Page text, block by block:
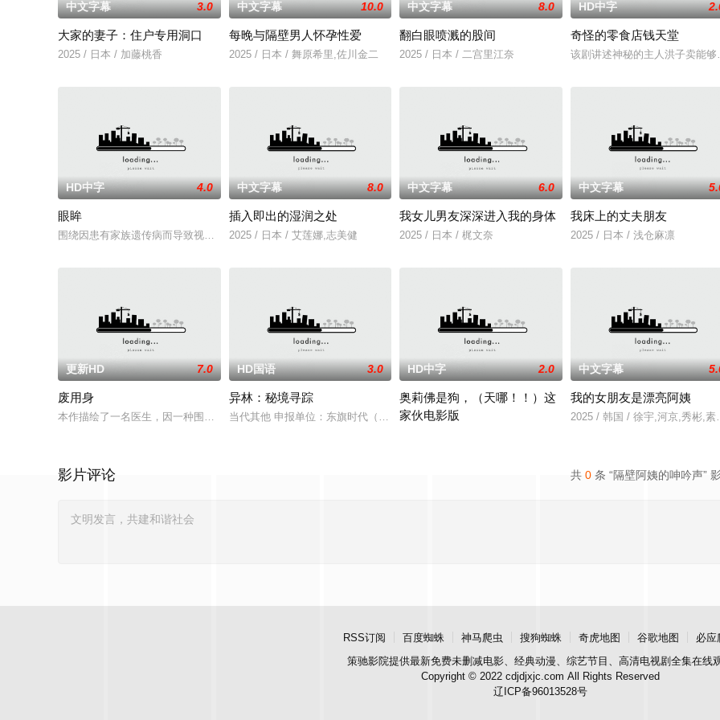
中文字幕 3.0
大家的妻子：住户专用洞口
2025 / 日本 / 加藤桃香
中文字幕 10.0
每晚与隔壁男人怀孕性爱
2025 / 日本 / 舞原希里,佐川金二
中文字幕 8.0
翻白眼喷溅的股间
2025 / 日本 / 二宫里江奈
HD中字
奇怪的零食店钱天堂
该剧讲述神秘的主人洪子卖能够
HD中字 4.0
眼眸
围绕因患有家族遗传病而导致视力逐渐丧失的摄影师瑞真展开。在面对跨越视力障碍、好不容易成为陶艺家却离奇身亡
中文字幕 8.0
插入即出的湿润之处
2025 / 日本 / 艾莲娜,志美健
中文字幕 6.0
我女儿男友深深进入我的身体
2025 / 日本 / 梶文奈
中文字幕
我床上的丈夫朋友
2025 / 日本 / 浅仓麻凛
更新HD 7.0
废用身
本作描绘了一名医生，因一种围绕“废用身”——因瘫痪等原因已无恢复可能的四肢——的治疗方法，而一步步踏入在
HD国语 3.0
异林：秘境寻踪
当代其他 申报单位：东旗时代（北京）影视文化传媒有限公司
HD中字 2.0
奥莉佛是狗，（天哪！！）这
家伙电影版
中文字幕
我的女朋友是漂亮阿姨
2025 / 韩国 / 徐宇,河京,秀彬,素
共 0 条 “隔壁阿姨的呻吟声”
影片评论
RSS订阅 百度蜘蛛 神马爬虫 搜狗蜘蛛 奇虎地图 谷歌地图
必应
策驰影院提供最新免费未删减电影、经典动漫、综艺节目、高清电视剧全集在线
Copyright © 2022 cdjdjxjc.com All Rights Reserved
辽ICP备96013528号